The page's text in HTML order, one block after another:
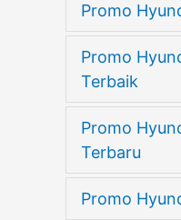
Promo
Promo
Terbaik
Promo
Terbaru
Promo